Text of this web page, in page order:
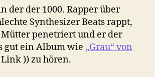
Der
deutsche
Dr.Dre?!
der der 1000. Rapper über
Synthesizer Beats rappt,
penetriert und er der
gut ein Album wie „Grau“ von
)) zu hören.